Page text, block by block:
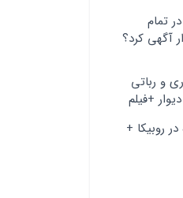
تمام
آگهی کرد؟
و رباتی
+فیلم
روبیکا +